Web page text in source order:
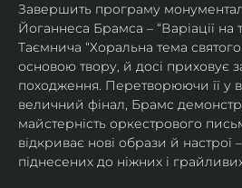
Завершить програму
Йоганнеса Брамса – “Варіації
Таємнича “Хоральна тема
основою твору, й досі приховує
походження. Перетворюючи її у
величний фінал, Брамс
майстерність оркестрового
відкриває нові образи й настрої
піднесених до ніжних і